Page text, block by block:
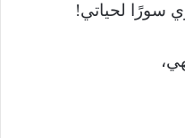
سورًا لحياتي!